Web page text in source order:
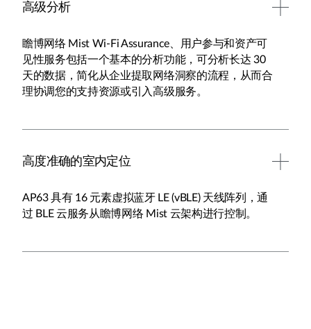
高级分析
瞻博网络 Mist Wi-Fi Assurance、用户参与和资产可
见性服务包括一个基本的分析功能，可分析长达 30
天的数据，简化从企业提取网络洞察的流程，从而合
理协调您的支持资源或引入高级服务。
高度准确的室内定位
AP63 具有 16 元素虚拟蓝牙 LE (vBLE) 天线阵列，通
过 BLE 云服务从瞻博网络 Mist 云架构进行控制。